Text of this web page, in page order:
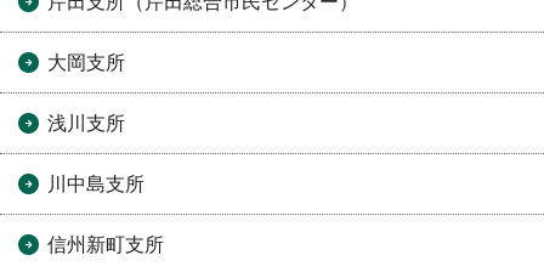
大岡支所
浅川支所
川中島支所
信州新町支所